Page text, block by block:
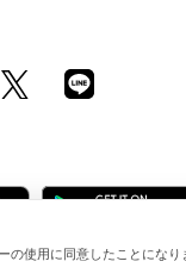
使用に同意したことにな